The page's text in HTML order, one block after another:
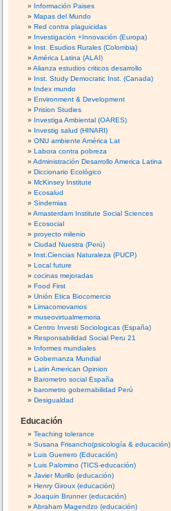
Información Paises
Mapas del Mundo
Red contra plaguicidas
Investigación +Innovación (Europa)
Inst. Esudios Rurales (Colombia)
América Latina (ALAI)
Alianza estudios criticos desarrollo
Inst. Study Democratic Inst. (Canada)
Index mundo
Environment & Development
Prision Studies
Investiga Ambiental (OARES)
Investig salud (HINARI)
ONU ambiente América Lat
Labora contra pobreza
Administración Desarrollo America Latina
Diccionario Ecológico
McKinsey Institute
Ecosalud
Sindemias
Amasterdam Institute Social Sciences
Ecosocial
proyecto milenio
Ciudad Nuestra (Perú)
Inst.Ciencias Naturaleza (PUCP)
Local future
cocinas mejoradas
Food First
Unión Etica Biocomercio
Limacomovamos
museovirtualmemoria
Centro Investi Sociologicas (España)
Responsabilidad Social Peru 21
Informes mundiales
Gobernanza Mundial
Latin American Opinion
Barometro social España
barometro gobernabilidad Perú
Desigualdad
Educación
Teaching tolerance
Susana Frisancho(psicología & educación)
Luis Guerrero (Educación)
Luis Palomino (TICS-educación)
Javier Murillo (educación)
Henry Giroux (educación)
Joaquin Brunner (educación)
Abraham Magendzo (educación)